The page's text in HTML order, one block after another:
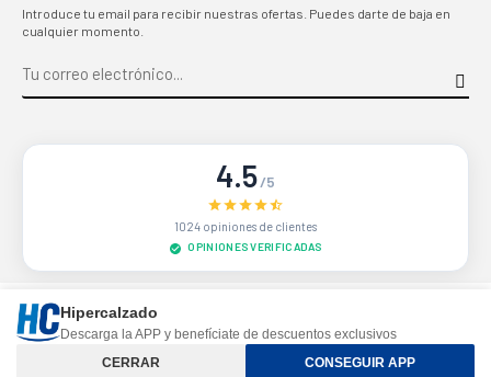
Introduce tu email para recibir nuestras ofertas. Puedes darte de baja en
cualquier momento.
4.5/5
1024 opiniones de clientes
OPINIONES VERIFICADAS
Sitio protegido por reCAPTCHA.
Controle su privacidad
Hipercalzado
Descarga la APP y benefíciate de descuentos exclusivos
CERRAR
CONSEGUIR APP